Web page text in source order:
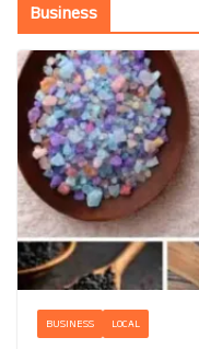
Business
BUSINESS LOCAL